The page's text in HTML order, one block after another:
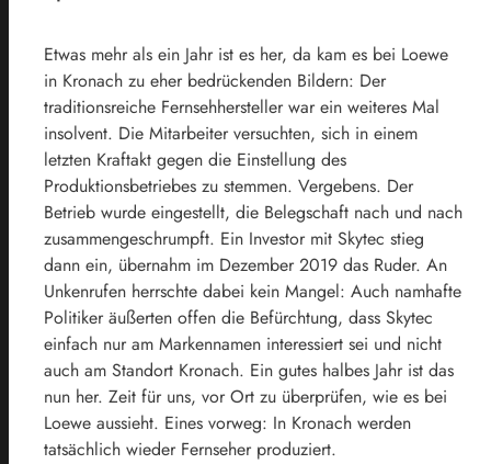
Etwas mehr als ein Jahr ist es her, da kam es bei Loewe
in Kronach zu eher bedrückenden Bildern: Der
traditionsreiche Fernsehhersteller war ein weiteres Mal
insolvent. Die Mitarbeiter versuchten, sich in einem
letzten Kraftakt gegen die Einstellung des
Produktionsbetriebes zu stemmen. Vergebens. Der
Betrieb wurde eingestellt, die Belegschaft nach und nach
zusammengeschrumpft. Ein Investor mit Skytec stieg
dann ein, übernahm im Dezember 2019 das Ruder. An
Unkenrufen herrschte dabei kein Mangel: Auch namhafte
Politiker äußerten offen die Befürchtung, dass Skytec
einfach nur am Markennamen interessiert sei und nicht
auch am Standort Kronach. Ein gutes halbes Jahr ist das
nun her. Zeit für uns, vor Ort zu überprüfen, wie es bei
Loewe aussieht. Eines vorweg: In Kronach werden
tatsächlich wieder Fernseher produziert.